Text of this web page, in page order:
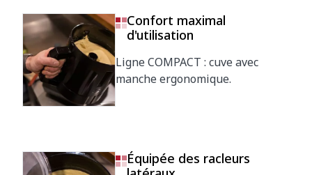
Confort maximal
d'utilisation
Ligne COMPACT : cuve avec
manche ergonomique.
Équipée des racleurs